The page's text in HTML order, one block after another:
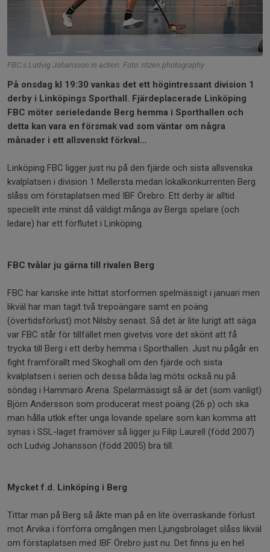
FBC:s Ludvig Johansson in action. Foto: ritzen.photography
På onsdag kl 19:30 vankas det ett högintressant division 1
derby i Linköpings Sporthall. Fjärdeplacerade Linköping
FBC möter serieledande Berg hemma i Sporthallen och
detta kan vara en försmak vad som väntar om några
månader i ett allsvenskt förkval…
Linköping FBC ligger just nu på den fjärde och sista allsvenska
kvalplatsen i division 1 Mellersta medan lokalkonkurrenten Berg
slåss om förstaplatsen med IBF Örebro. Ett derby är alltid
speciellt inte minst då väldigt många av Bergs spelare (och
ledare) har ett förflutet i Linköping.
FBC tvålar ju gärna till rivalen Berg
FBC har kanske inte hittat storformen spelmässigt i januari men
likväl har man tagit två trepoängare samt en poäng
(övertidsförlust) mot Nilsby senast. Så det är lite lurigt att säga
var FBC står för tillfället men givetvis vore det skönt att få
trycka till Berg i ett derby hemma i Sporthallen. Just nu pågår en
fight framförallt med Skoghall om den fjärde och sista
kvalplatsen i serien och dessa båda lag möts också nu på
söndag i Hammarö Arena. Spelarmässigt så är det (som vanligt)
Björn Andersson som producerat mest poäng (26 p) och ska
man hålla utkik efter unga lovande spelare som kan komma att
synas i SSL-laget framöver så ligger ju Filip Laurell (född 2007)
och Ludvig Johansson (född 2005) bra till.
Mycket f.d. Linköping i Berg
Tittar man på Berg så åkte man på en lite överraskande förlust
mot Arvika i förrförra omgången men Ljungsbrolaget slåss likväl
om förstaplatsen med IBF Örebro just nu. Det finns ju en hel